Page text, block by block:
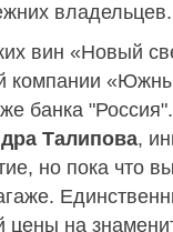
владельцев.
вин «Новый
компании
же банка
Талипова,
но пока что
на